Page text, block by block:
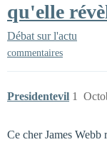
qu'elle
Débat sur l'actu
commentaires
Presidentevil 1
Ce cher James Webb